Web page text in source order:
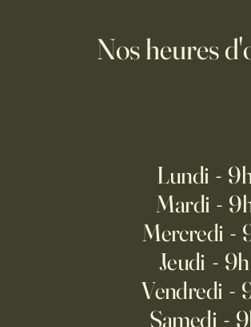
Nos heures
Lundi -
Mardi -
Mercredi -
Jeudi - 9h
Vendredi -
Samedi -